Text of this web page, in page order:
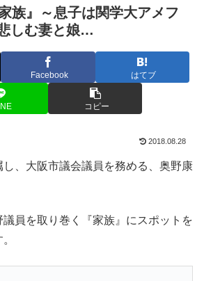
族』～息子は関学大アメフ
しむ妻と娘…
Facebook はてブ
コピー
2018.08.28
、大阪市議会議員を務める、奥野康
員を取り巻く『家族』にスポットを